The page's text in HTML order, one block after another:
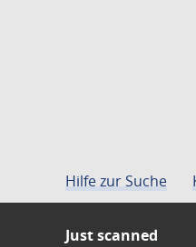
Hilfe zur Suche
Just scanned